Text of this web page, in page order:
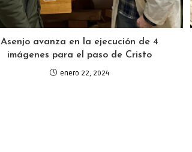
Asenjo avanza en la ejecución de 4
imágenes para el paso de Cristo
enero 22, 2024